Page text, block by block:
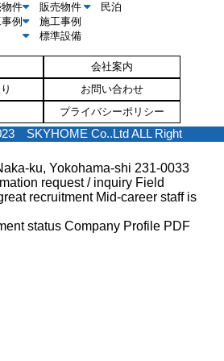
件
例
販売物件
施工事例
標準設備
民泊
会社案内
お問い合わせ
プライバシーポリシー
SKYHOME Co..Ltd ALL Right
ku, Yokohama-shi 231-0033
request / inquiry Field
recruitment Mid-career staff is
status Company Profile PDF